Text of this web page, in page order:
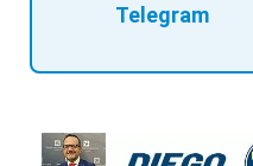
Telegram